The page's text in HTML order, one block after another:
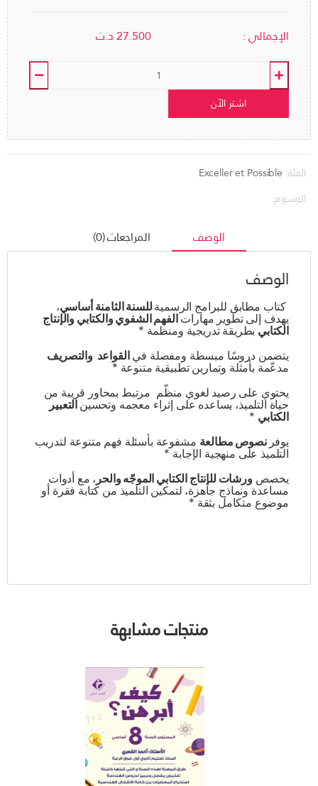
الإجمالي : 27.500د.ت
اشتر الآن
الفئة: Exceller et Possible
الوسوم:
الوصف المراجعات (0)
الوصف
كتاب مطابق للبرامج الرسميةللسنة الثامنة أساسي،
يهدف إلى تطوير مهاراتالفهم الشفوي والكتابي والإنتاج
الكتابي بطريقة تدريجية ومنظمة *
يتضمن دروسًا مبسطة ومفصلة فيالقواعد والتصريف
مدعّمة بأمثلة وتمارين تطبيقية متنوعة *
يحتوي على رصيد لغوي منظّم مرتبط بمحاور قريبة من
حياة التلميذ، يساعده على إثراء معجمه وتحسينالتعبير
الكتابي *
يوفر نصوص مطالعة مشفوعة بأسئلة فهم متنوعة لتدريب
التلميذ على منهجية الإجابة *
يخصصورشات للإنتاج الكتابي الموجّه والحر، مع أدوات
مساعدة ونماذج جاهزة، لتمكين التلميذ من كتابة فقرة أو
موضوع متكامل بثقة *
منتجات مشابهة